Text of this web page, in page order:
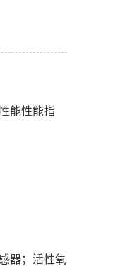
能性能指
器；活性氧